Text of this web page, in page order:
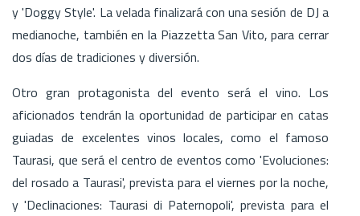
y 'Doggy Style'. La velada finalizará con una sesión de DJ a
medianoche, también en la Piazzetta San Vito, para cerrar
dos días de tradiciones y diversión.
Otro gran protagonista del evento será el vino. Los
aficionados tendrán la oportunidad de participar en catas
guiadas de excelentes vinos locales, como el famoso
Taurasi, que será el centro de eventos como 'Evoluciones:
del rosado a Taurasi', prevista para el viernes por la noche,
y 'Declinaciones: Taurasi di Paternopoli', prevista para el